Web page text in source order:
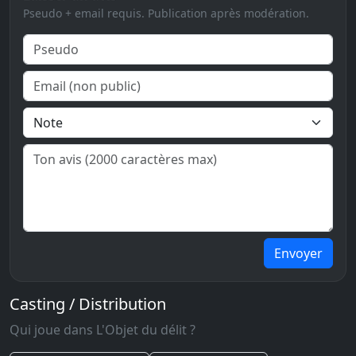
Pseudo + email requis. Publication après modération.
Envoyer
Casting / Distribution
Qui joue dans L'Objet du délit ?